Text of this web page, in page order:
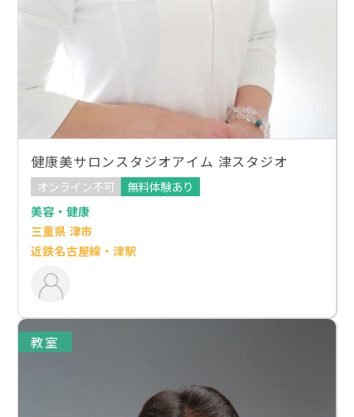
健康美サロンスタジオアイム 津スタジオ
オンライン不可
無料体験あり
美容・健康
三重県 津市
近鉄名古屋線・津駅
教室